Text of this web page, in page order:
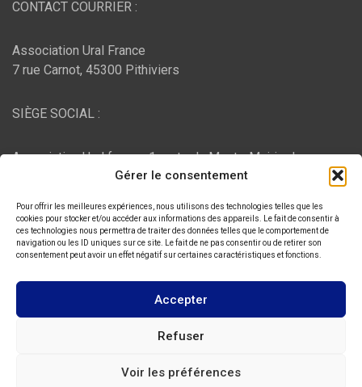
Gérer le consentement
Pour offrir les meilleures expériences, nous utilisons des technologies telles que les
cookies pour stocker et/ou accéder aux informations des appareils. Le fait de consentir à
ces technologies nous permettra de traiter des données telles que le comportement de
navigation ou les ID uniques sur ce site. Le fait de ne pas consentir ou de retirer son
consentement peut avoir un effet négatif sur certaines caractéristiques et fonctions.
Accepter
Refuser
Voir les préférences
CONTACT COURRIER :
Association Ural France
7 rue Carnot, 45300 Pithiviers
SIÈGE SOCIAL :
Association Ural france, 1 route du Mont - Mairie de
Bujaleuf, 87460 Bujaleuf
HÉBERGEMENT :
, Chemin des Pardiaux, 63000 Clermont-Ferrand
ASSOCIATION URAL FRANCE
Fièrement propulsé par :